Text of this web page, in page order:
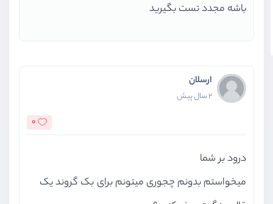
باشه مجدد تست بگیرید
ارسلان
2 سال پیش
0
درود بر شما
میخواستم بدونم چجوری میتونم برای بک گروند یک